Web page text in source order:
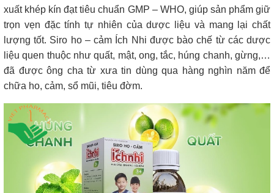
xuất khép kín đạt tiêu chuẩn GMP – WHO, giúp sản phẩm giữ
trọn vẹn đặc tính tự nhiên của dược liệu và mang lại chất
lượng tốt. Siro ho – cảm Ích Nhi được bào chế từ các dược
liệu quen thuộc như quất, mật, ong, tắc, húng chanh, gừng,…
đã được ông cha từ xưa tin dùng qua hàng nghìn năm để
chữa ho, cảm, sổ mũi, tiêu đờm.